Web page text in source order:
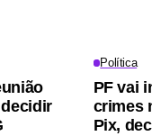
Política
PF vai
crimes
Pix,